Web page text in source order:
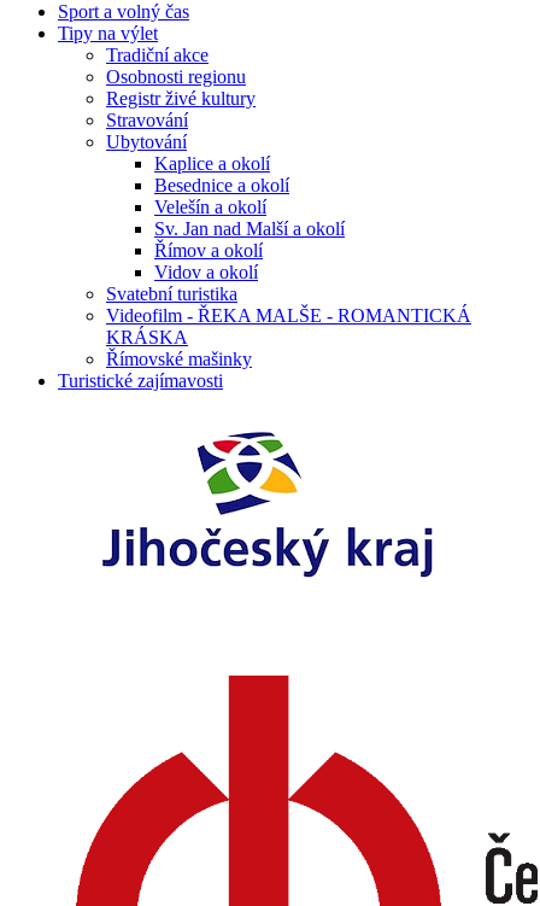
Sport a volný čas
Tipy na výlet
Tradiční akce
Osobnosti regionu
Registr živé kultury
Stravování
Ubytování
Kaplice a okolí
Besednice a okolí
Velešín a okolí
Sv. Jan nad Malší a okolí
Římov a okolí
Vidov a okolí
Svatební turistika
Videofilm - ŘEKA MALŠE - ROMANTICKÁ
KRÁSKA
Římovské mašinky
Turistické zajímavosti